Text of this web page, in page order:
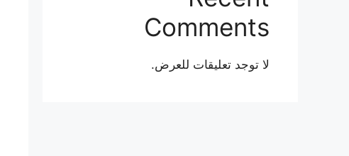
Comments
لا توجد تعليقات للعرض.